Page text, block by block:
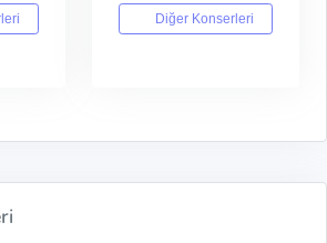
Diğer Konserleri